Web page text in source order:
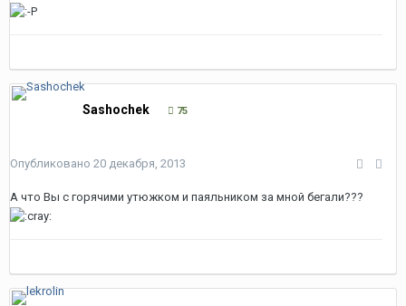
Sashochek 75
Опубликовано 20 декабря, 2013
А что Вы с горячими утюжком и паяльником за мной бегали???